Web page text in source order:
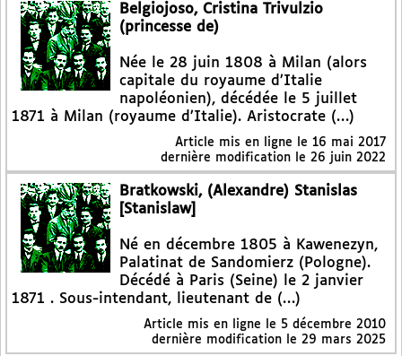
Belgiojoso, Cristina Trivulzio
(princesse de)
Née le 28 juin 1808 à Milan (alors
capitale du royaume d’Italie
napoléonien), décédée le 5 juillet
1871 à Milan (royaume d’Italie). Aristocrate (…)
Article mis en ligne le 16 mai 2017
dernière modification le 26 juin 2022
Bratkowski, (Alexandre) Stanislas
[Stanislaw]
Né en décembre 1805 à Kawenezyn,
Palatinat de Sandomierz (Pologne).
Décédé à Paris (Seine) le 2 janvier
1871 . Sous-intendant, lieutenant de (…)
Article mis en ligne le 5 décembre 2010
dernière modification le 29 mars 2025